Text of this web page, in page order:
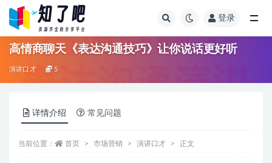
登录
高情商聊天《表达沟通技巧》让你说话更好听
演讲口才 5
详情介绍 常见问题
当前位置： 首页 市场营销 演讲口才 正文
全部